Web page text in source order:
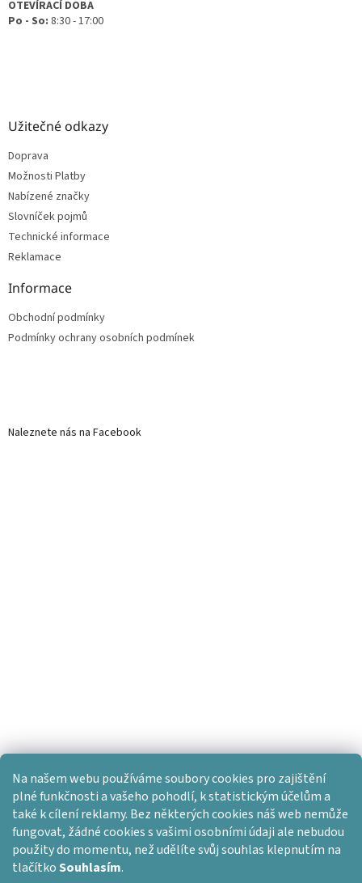
Na našem webu používáme soubory cookies pro zajištění
plné funkčnosti a vašeho pohodlí, k statistickým účelům a
také k cílení reklamy. Bez některých cookies náš web nemůže
fungovat, žádné cookies s vašimi osobními údaji ale nebudou
použity do momentu, než udělíte svůj souhlas klepnutím na
tlačítkoSouhlasím.
OTEVÍRACÍ DOBA
Po - So: 8:30 - 17:00
Užitečné odkazy
Doprava
Možnosti Platby
Nabízené značky
Slovníček pojmů
Technické informace
Reklamace
Informace
Obchodní podmínky
Podmínky ochrany osobních podmínek
Naleznete nás na Facebook